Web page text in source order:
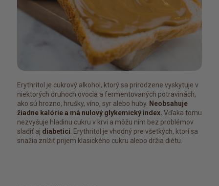
Erythritol je cukrový alkohol, ktorý sa prirodzene vyskytuje v
niektorých druhoch ovocia a fermentovaných potravinách,
ako sú hrozno, hrušky, víno, syr alebo huby. Neobsahuje
žiadne kalórie a má nulový glykemický index. Vďaka tomu
nezvyšuje hladinu cukru v krvi a môžu ním bez problémov
sladiť aj diabetici. Erythritol je vhodný pre všetkých, ktorí sa
snažia znížiť príjem klasického cukru alebo držia diétu.